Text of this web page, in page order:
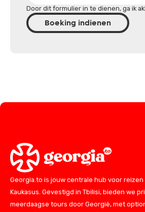
Door dit formulier in te dienen, ga ik
Boeking indienen
Georgia.to is jouw centrale hub voor
Kaukasus. Gevestigd in Tbilisi, bieden we
meerdaagse tours door Georgië, met